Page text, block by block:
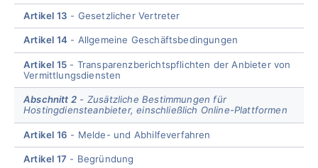
Artikel 13 Gesetzlicher Vertreter
Artikel 14 Allgemeine Geschäftsbedingungen
Artikel 15
Transparenzberichtspflichten der Anbieter von
Vermittlungsdiensten
Abschnitt 2
Zusätzliche Bestimmungen für
Hostingdiensteanbieter, einschließlich Online-Plattformen
Artikel 16 Melde- und Abhilfeverfahren
Artikel 17 Begründung